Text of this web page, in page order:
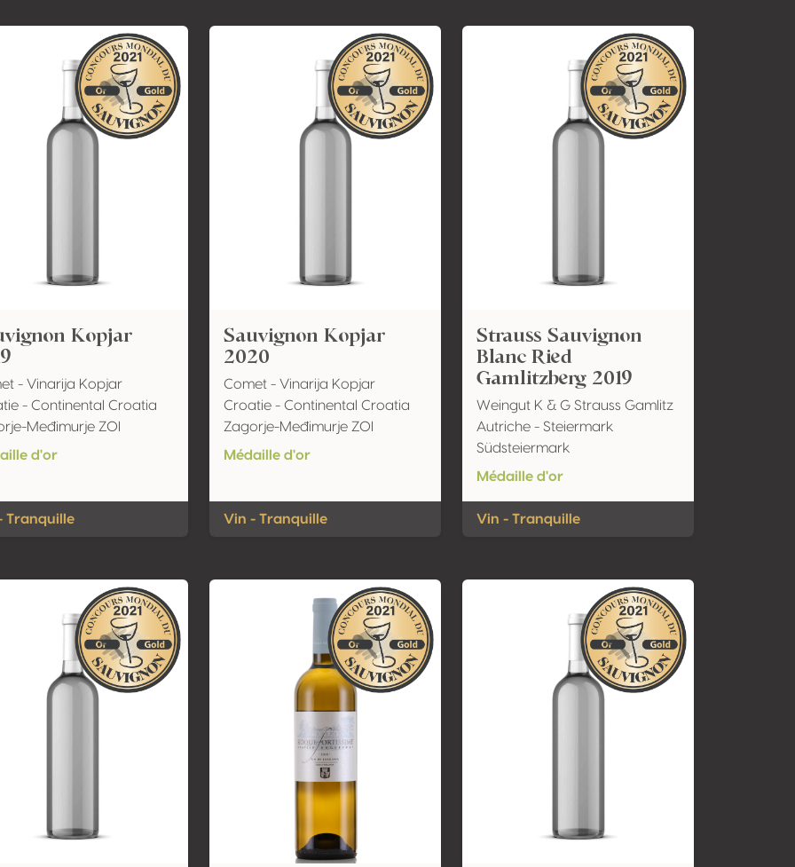
Kopjar
- Vinarija Kopjar
- Continental Croatia
Međimurje ZOI
d'or
Tranquille
Sauvignon Kopjar
2020
Comet - Vinarija Kopjar
Croatie - Continental Croatia
Zagorje-Međimurje ZOI
Médaille d'or
Vin - Tranquille
Strauss Sauvignon
Blanc Ried
Gamlitzberg 2019
Weingut K & G Strauss Gamlitz
Autriche - Steiermark
Südsteiermark
Médaille d'or
Vin - Tranquille